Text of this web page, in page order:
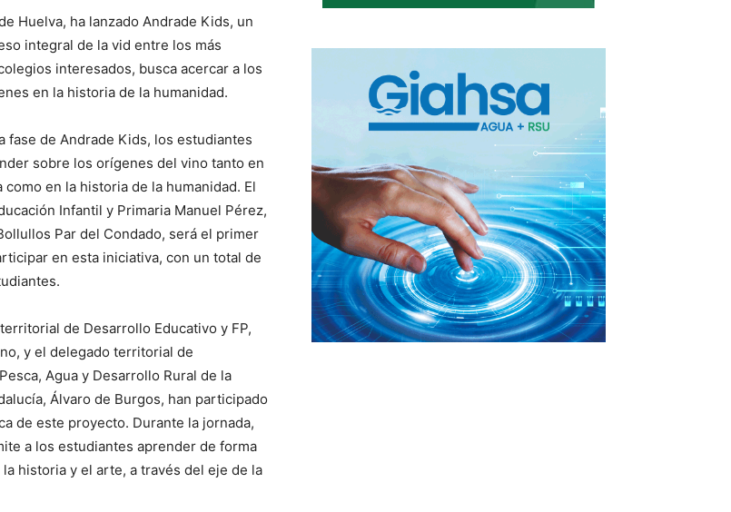
Huelva, ha lanzado Andrade Kids, un
integral de la vid entre los más
interesados, busca acercar a los
en la historia de la humanidad.
fase de Andrade Kids, los estudiantes
sobre los orígenes del vino tanto en
como en la historia de la humanidad. El
Infantil y Primaria Manuel Pérez,
Par del Condado, será el primer
en esta iniciativa, con un total de
de Desarrollo Educativo y FP,
y el delegado territorial de
Agua y Desarrollo Rural de la
Álvaro de Burgos, han participado
de este proyecto. Durante la jornada,
a los estudiantes aprender de forma
historia y el arte, a través del eje de la